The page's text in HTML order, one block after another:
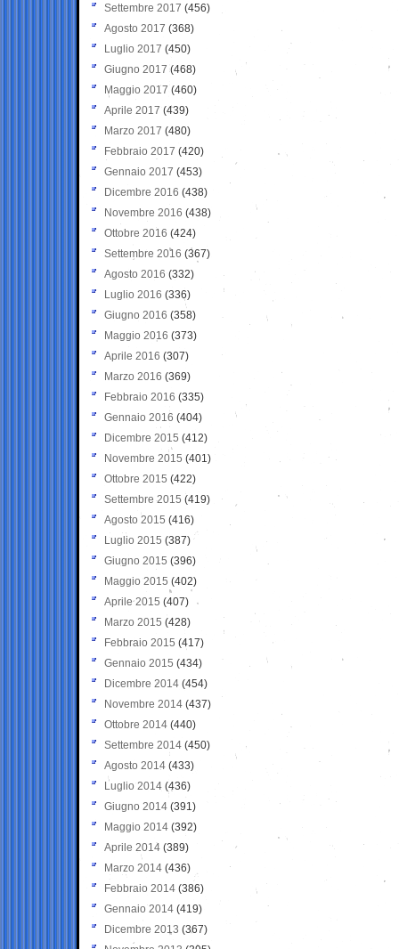
Settembre 2017 (456)
Agosto 2017 (368)
Luglio 2017 (450)
Giugno 2017 (468)
Maggio 2017 (460)
Aprile 2017 (439)
Marzo 2017 (480)
Febbraio 2017 (420)
Gennaio 2017 (453)
Dicembre 2016 (438)
Novembre 2016 (438)
Ottobre 2016 (424)
Settembre 2016 (367)
Agosto 2016 (332)
Luglio 2016 (336)
Giugno 2016 (358)
Maggio 2016 (373)
Aprile 2016 (307)
Marzo 2016 (369)
Febbraio 2016 (335)
Gennaio 2016 (404)
Dicembre 2015 (412)
Novembre 2015 (401)
Ottobre 2015 (422)
Settembre 2015 (419)
Agosto 2015 (416)
Luglio 2015 (387)
Giugno 2015 (396)
Maggio 2015 (402)
Aprile 2015 (407)
Marzo 2015 (428)
Febbraio 2015 (417)
Gennaio 2015 (434)
Dicembre 2014 (454)
Novembre 2014 (437)
Ottobre 2014 (440)
Settembre 2014 (450)
Agosto 2014 (433)
Luglio 2014 (436)
Giugno 2014 (391)
Maggio 2014 (392)
Aprile 2014 (389)
Marzo 2014 (436)
Febbraio 2014 (386)
Gennaio 2014 (419)
Dicembre 2013 (367)